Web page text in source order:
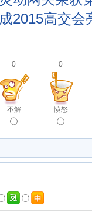
2015高交
0
不解
0
愤怒